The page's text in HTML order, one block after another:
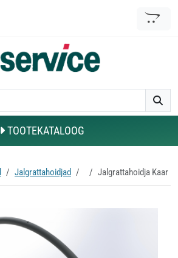
TOOTEKATALOOG
Jalgrattahoidjad Jalgrattahoidja Kaar